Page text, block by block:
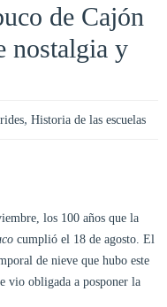
de Cajón
nostalgia y
, Historia de las escuelas
los 100 años que la
cumplió el 18 de agosto. El
de nieve que hubo este
vio obligada a posponer la